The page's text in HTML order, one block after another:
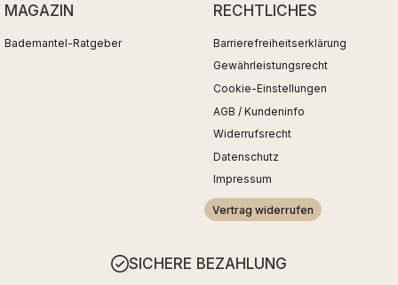
MAGAZIN
Bademantel-Ratgeber
RECHTLICHES
Barrierefreiheitserklärung
Gewährleistungsrecht
Cookie-Einstellungen
AGB / Kundeninfo
Widerrufsrecht
Datenschutz
Impressum
Vertrag widerrufen
SICHERE BEZAHLUNG